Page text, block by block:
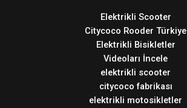
Elektrikli Scooter
Citycoco Rooder Türkiye
Elektrikli Bisikletler
Videoları İncele
elektrikli scooter
citycoco fabrikası
elektrikli motosikletler